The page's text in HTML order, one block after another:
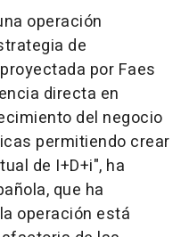
operación
de
por Faes
directa en
del negocio
permitiendo crear
de I+D+i", ha
que ha
operación está